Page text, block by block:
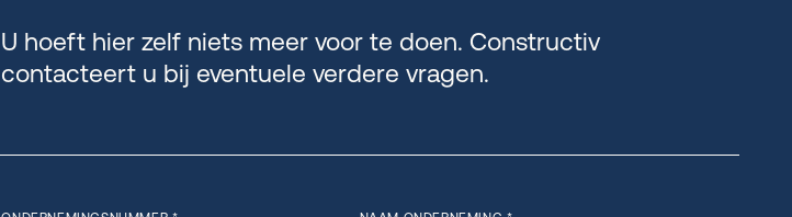
U hoeft hier zelf niets meer voor te doen. Constructiv
contacteert u bij eventuele verdere vragen.